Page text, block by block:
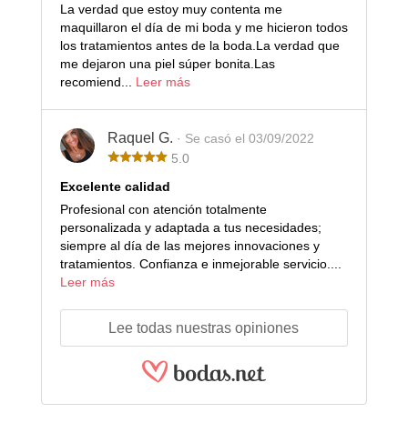
La verdad que estoy muy contenta me
maquillaron el día de mi boda y me hicieron todos
los tratamientos antes de la boda.La verdad que
me dejaron una piel súper bonita.Las
recomiend... Leer más
Raquel G. · Se casó el 03/09/2022
5.0
Excelente calidad
Profesional con atención totalmente
personalizada y adaptada a tus necesidades;
siempre al día de las mejores innovaciones y
tratamientos. Confianza e inmejorable servicio....
Leer más
Lee todas nuestras opiniones